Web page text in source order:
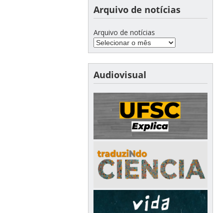
Arquivo de notícias
Arquivo de notícias
Audiovisual